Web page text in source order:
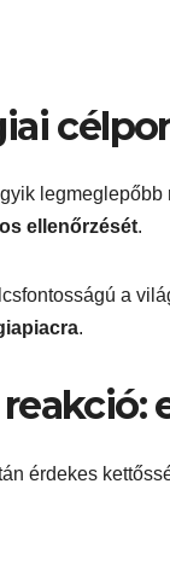
legmeglepőbb
ellenőrzését.
a
.
érdekes